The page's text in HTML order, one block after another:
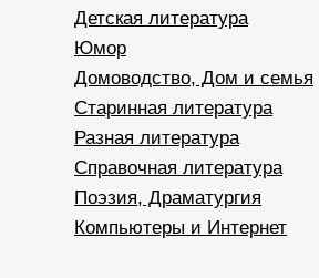
Детская литература
Юмор
Домоводство, Дом и семья
Старинная литература
Разная литература
Справочная литература
Поэзия, Драматургия
Компьютеры и Интернет